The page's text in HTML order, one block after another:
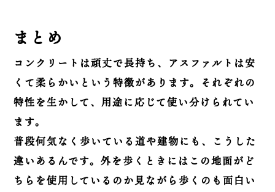
まとめ
コンクリートは頑丈で長持ち、アスファルトは安
くて柔らかいという特徴があります。それぞれの
特性を生かして、用途に応じて使い分けられてい
ます。
普段何気なく歩いている道や建物にも、こうした
違いあるんです。外を歩くときにはこの地面がど
ちらを使用しているのか見ながら歩くのも面白い